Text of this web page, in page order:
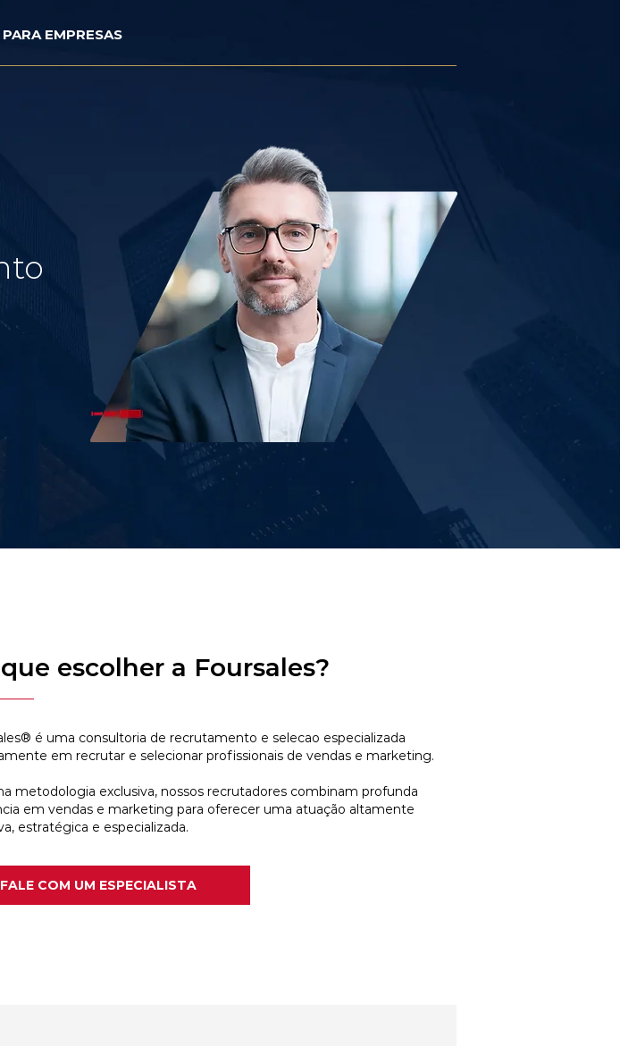
EMPRESAS
escolher a Foursales?
é uma consultoria de recrutamento e selecao especializada
em recrutar e selecionar profissionais de vendas e marketing.
metodologia exclusiva, nossos recrutadores combinam profunda
em vendas e marketing para oferecer uma atuação altamente
estratégica e especializada.
FALE COM UM ESPECIALISTA